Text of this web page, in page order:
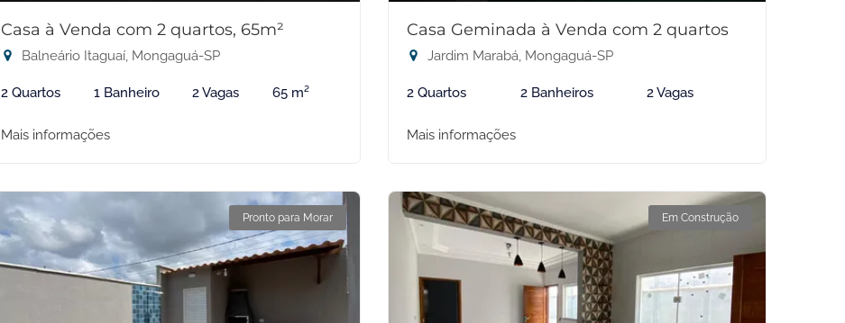
Casa à Venda com 2 quartos, 65m²
Balneário Itaguaí, Mongaguá-SP
2 Quartos 1 Banheiro 2 Vagas 65 m²
Mais informações
Casa Geminada à Venda com 2 quartos
Jardim Marabá, Mongaguá-SP
2 Quartos 2 Banheiros 2 Vagas
Mais informações
Pronto para Morar Em Construção